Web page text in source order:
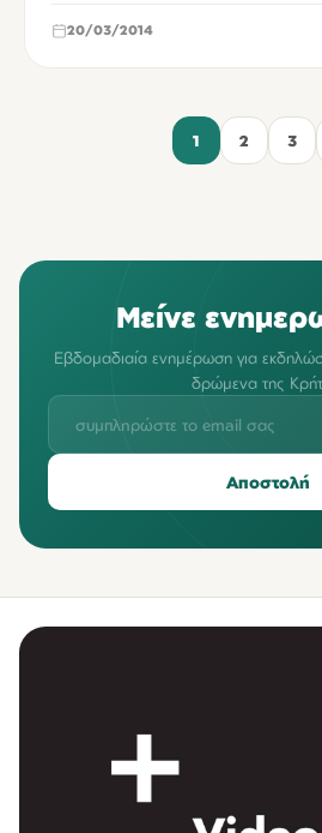
20/03/2014
1 2 3
Μείνε
Εβδομαδιαία ενημέρωση για
δρώμενα της
Αποστολή